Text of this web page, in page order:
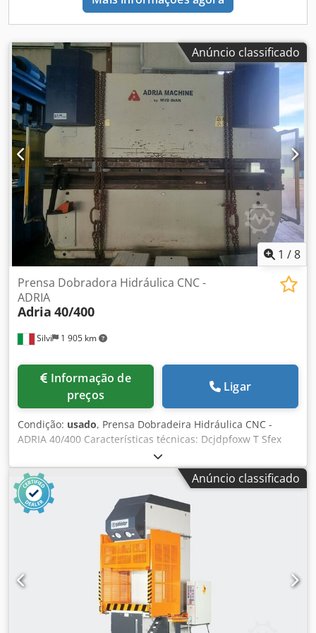
Anúncio classificado
1 /8
Silvi 1 905 km
Prensa Dobradora Hidráulica CNC -
ADRIA
Adria 40/400
preços
Ligar
Condição: usado, Prensa Dobradeira Hidráulica CNC -
ADRIA 40/400 Características técnicas: Dcjdpfoxw T Sfex
Abzok Comprimento máximo de dobra: 4.100 mm Força de
dobra: 400 Ton Pressão máxima de operação: 300 Bar Peso
aproximado: 24.000 kg Distância mínima entre barreiras
fotoelétricas e ferramentas: 180 mm Potência do motor: 30
kW Comando CNC: Esa Máquina em conformidade com as
Anúncio classificado